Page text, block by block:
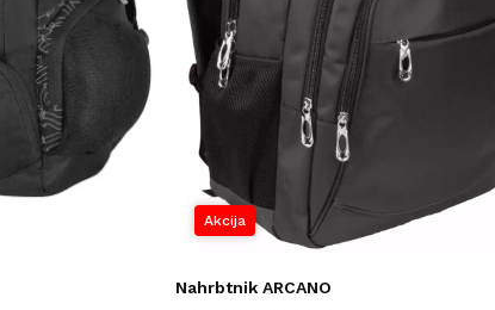
Akcija
Nahrbtnik ARCANO